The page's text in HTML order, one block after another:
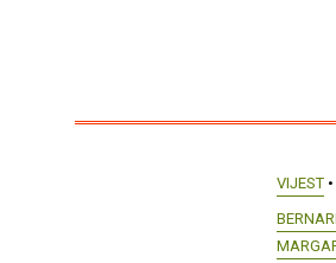
VIJEST